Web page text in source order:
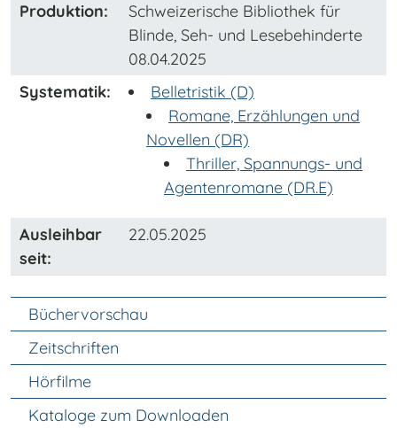
Produktion:
Schweizerische Bibliothek für
Blinde, Seh- und Lesebehinderte
08.04.2025
Systematik:
Belletristik (D)
Romane, Erzählungen und
Novellen (DR)
Thriller, Spannungs- und
Agentenromane (DR.E)
Ausleihbar
seit:
22.05.2025
Unter Navigation
Büchervorschau
Zeitschriften
Hörfilme
Kataloge zum Downloaden